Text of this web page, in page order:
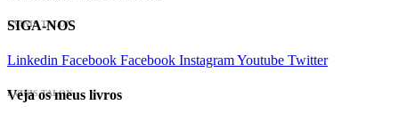
EVINIS TALON
SIGA-NOS
Linkedin Facebook Facebook InstagramYoutube Twitter
EVINIS TALON
Veja os meus livros